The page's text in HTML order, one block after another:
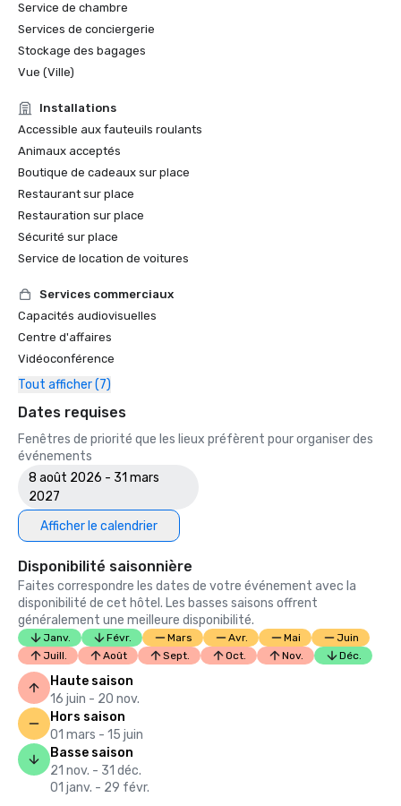
Service de chambre
Services de conciergerie
Stockage des bagages
Vue (Ville)
Installations
Accessible aux fauteuils roulants
Animaux acceptés
Boutique de cadeaux sur place
Restaurant sur place
Restauration sur place
Sécurité sur place
Service de location de voitures
Services commerciaux
Capacités audiovisuelles
Centre d'affaires
Vidéoconférence
Tout afficher (7)
Dates requises
Fenêtres de priorité que les lieux préfèrent pour organiser des
événements
8 août 2026 - 31 mars
2027
Afficher le calendrier
Disponibilité saisonnière
Faites correspondre les dates de votre événement avec la
disponibilité de cet hôtel. Les basses saisons offrent
généralement une meilleure disponibilité.
Janv. Févr. Mars Avr. Mai
Juin
Juill.
Août Sept. Oct. Nov. Déc.
Haute saison
16 juin - 20 nov.
Hors saison
01 mars - 15 juin
Basse saison
21 nov. - 31 déc.
01 janv. - 29 févr.